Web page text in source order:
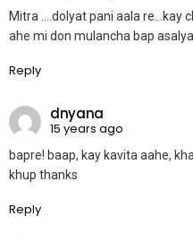
Mitra ….dolyat pani aala re…kay
ahe mi don mulancha bap
Reply
dnyana
15 years ago
bapre! baap, kay kavita aahe,
khup thanks
Reply